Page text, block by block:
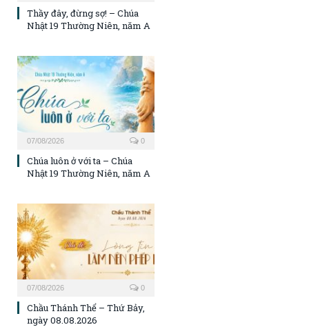
Thầy đây, đừng sợ! – Chúa
Nhật 19 Thường Niên, năm A
07/08/2026 0
Chúa luôn ở với ta – Chúa
Nhật 19 Thường Niên, năm A
07/08/2026 0
Chầu Thánh Thể – Thứ Bảy,
ngày 08.08.2026